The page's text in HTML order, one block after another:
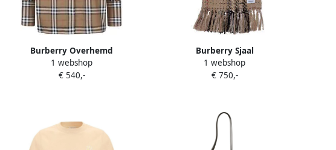
Burberry Overhemd
1 webshop
€ 540,-
Burberry Sjaal
1 webshop
€ 750,-